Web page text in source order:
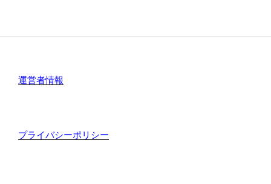
運営者情報
プライバシーポリシー